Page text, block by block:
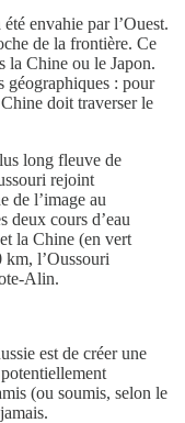
envahie par l’Ouest.
de la frontière. Ce
la Chine ou le Japon.
géographiques : pour
doit traverser le
long fleuve de
rejoint
de l’image au
deux cours d’eau
la Chine (en vert
km, l’Oussouri
Alin.
est de créer une
(ou soumis, selon le